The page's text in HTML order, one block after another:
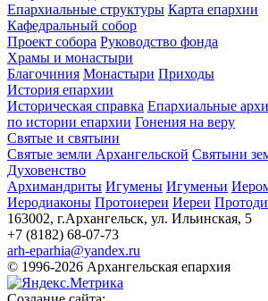
Епархиальные структуры Карта епархии
Кафедральный собор
Проект собора Руководство фонда
Храмы и монастыри
Благочиния Монастыри Приходы
История епархии
Историческая справка Епархиальные
по истории епархии Гонения на веру
Святые и святыни
Святые земли Архангельской Святыни
Духовенство
Архимандриты Игумены Игуменьи
Иеродиаконы Протоиереи Иереи
163002, г.Архангельск, ул. Ильинская, 5
+7 (8182) 68-07-73
arh-eparhia@yandex.ru
© 1996-2026 Архангельская епархия